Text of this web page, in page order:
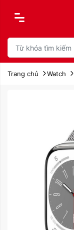
Trang chủ Watch